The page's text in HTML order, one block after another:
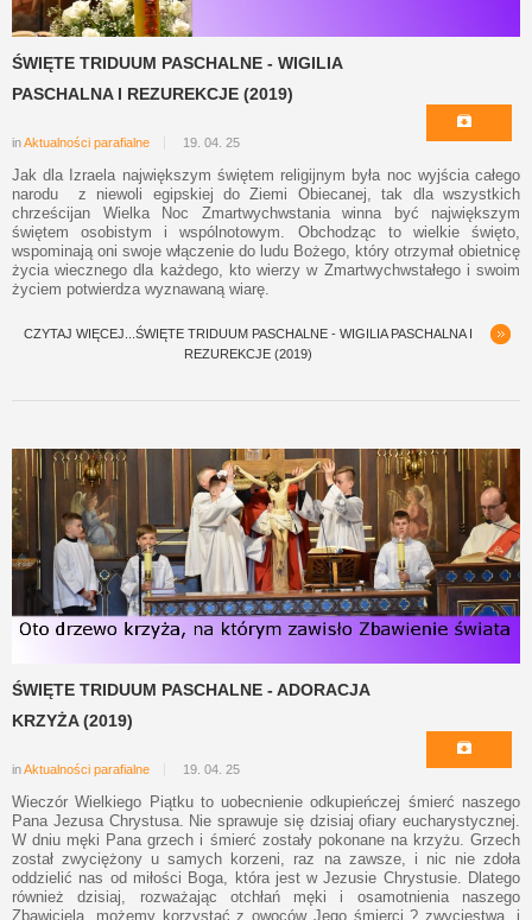
ŚWIĘTE TRIDUUM PASCHALNE - WIGILIA
PASCHALNA I REZUREKCJE (2019)
inAktualności parafialne 19. 04. 25
Jak dla Izraela największym świętem religijnym była noc wyjścia całego
narodu z niewoli egipskiej do Ziemi Obiecanej, tak dla wszystkich
chrześcijan Wielka Noc Zmartwychwstania winna być największym
świętem osobistym i wspólnotowym. Obchodząc to wielkie święto,
wspominają oni swoje włączenie do ludu Bożego, który otrzymał obietnicę
życia wiecznego dla każdego, kto wierzy w Zmartwychwstałego i swoim
życiem potwierdza wyznawaną wiarę.
CZYTAJ WIĘCEJ...ŚWIĘTE TRIDUUM PASCHALNE - WIGILIA PASCHALNA I
REZUREKCJE (2019)
ŚWIĘTE TRIDUUM PASCHALNE - ADORACJA
KRZYŻA (2019)
inAktualności parafialne 19. 04. 25
Wieczór Wielkiego Piątku to uobecnienie odkupieńczej śmierć naszego
Pana Jezusa Chrystusa. Nie sprawuje się dzisiaj ofiary eucharystycznej.
W dniu męki Pana grzech i śmierć zostały pokonane na krzyżu. Grzech
został zwyciężony u samych korzeni, raz na zawsze, i nic nie zdoła
oddzielić nas od miłości Boga, która jest w Jezusie Chrystusie. Dlatego
również dzisiaj, rozważając otchłań męki i osamotnienia naszego
Zbawiciela, możemy korzystać z owoców Jego śmierci ? zwycięstwa, i